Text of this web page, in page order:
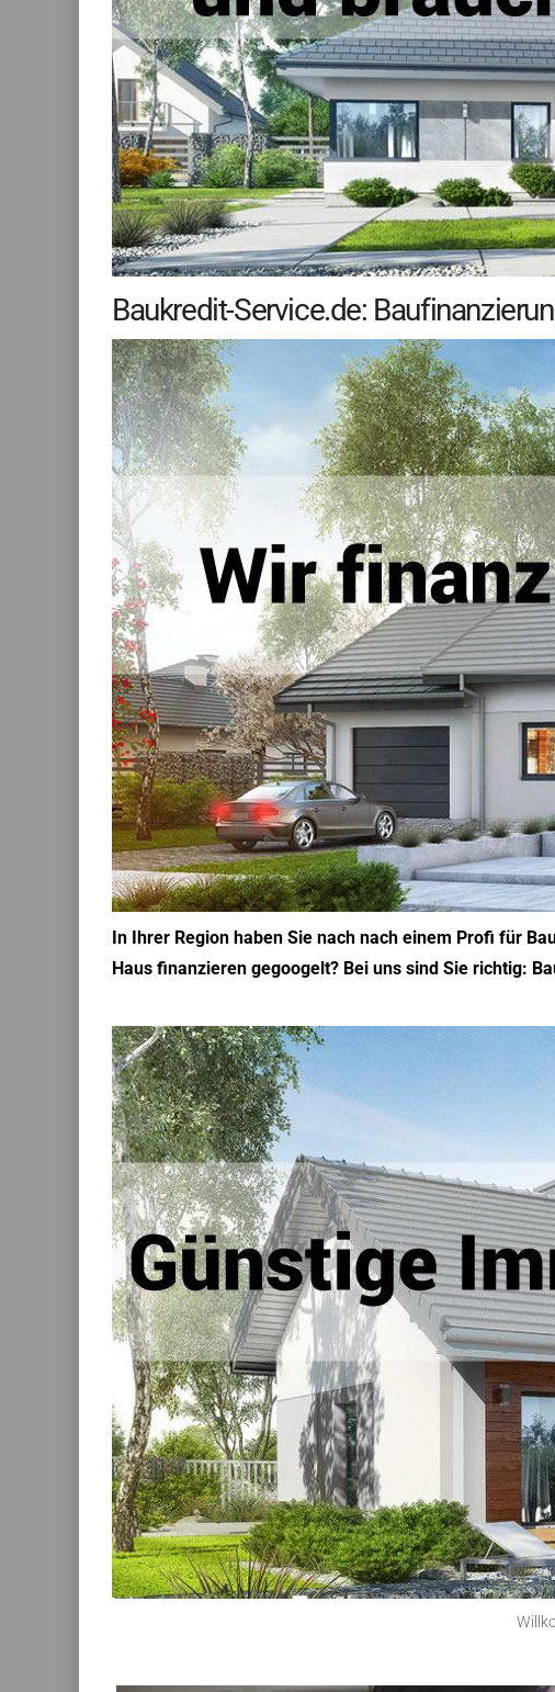
Baukredit-Service.de:
In Ihrer Region haben Sie nach nach einem Profi für
Haus finanzieren gegoogelt? Bei uns sind Sie richtig: